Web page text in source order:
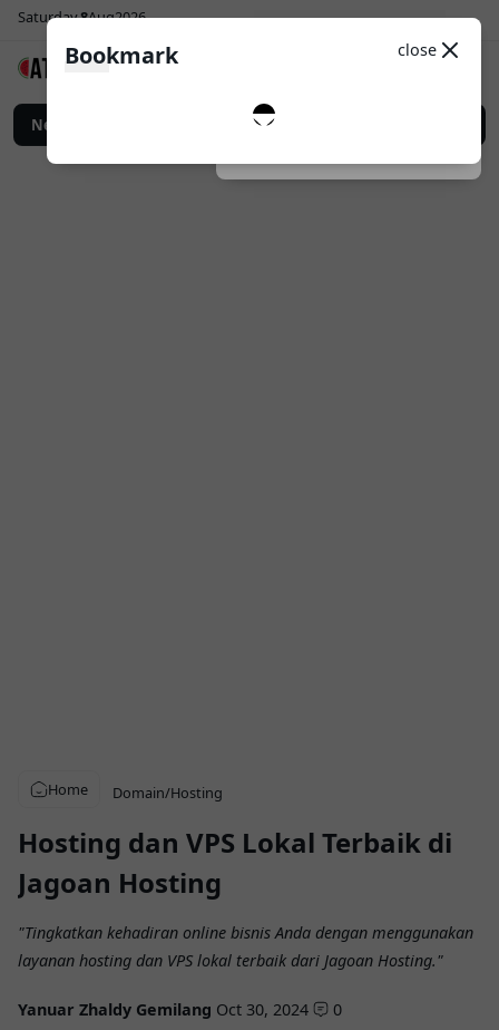
Saturday8Aug2026
Light
News
Digital untuk Promosi Bisnis yang Lebih Efektif
Home Domain/Hosting
Hosting dan VPS Lokal Terbaik di
Jagoan Hosting
"Tingkatkan kehadiran online bisnis Anda dengan menggunakan
layanan hosting dan VPS lokal terbaik dari Jagoan Hosting."
Yanuar Zhaldy Gemilang Oct 30, 2024 0
Bookmark close